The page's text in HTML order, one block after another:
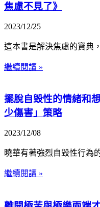
焦慮不見了》
2023/12/25
這本書是解決焦慮的寶典
繼續閱讀 »
擺脫自毀性的情緒和
少傷害」策略
2023/12/08
曉華有著強烈自毀性行為
繼續閱讀 »